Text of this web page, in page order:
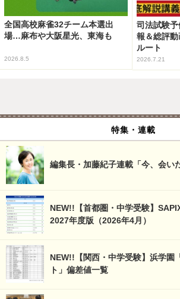
全国高校麻雀32チーム本選出
場…麻布や大阪星光、東海も
2026.8.5
司法試験
報＆総評
ルート
2026.7.21
特集・連載
編集長・加藤紀子連載「今、会い
NEW!!【首都圏・中学受験】
2027年度版（2026年4月）
NEW!!【関西・中学受験】浜学園
ト」偏差値一覧